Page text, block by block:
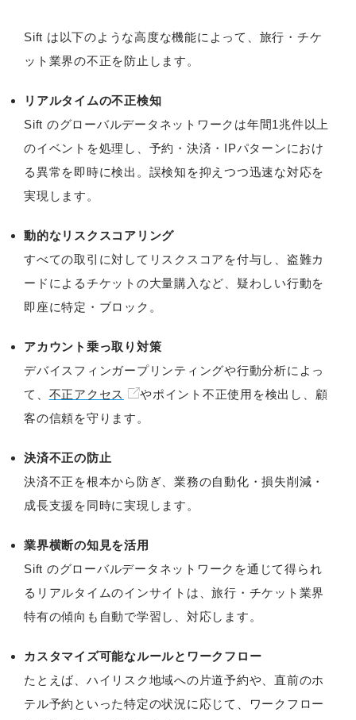
Sift は以下のような高度な機能によって、旅行・チケ
ット業界の不正を防止します。
リアルタイムの不正検知
Sift のグローバルデータネットワークは年間1兆件以上
のイベントを処理し、予約・決済・IPパターンにおけ
る異常を即時に検出。誤検知を抑えつつ迅速な対応を
実現します。
動的なリスクスコアリング
すべての取引に対してリスクスコアを付与し、盗難カ
ードによるチケットの大量購入など、疑わしい行動を
即座に特定・ブロック。
アカウント乗っ取り対策
デバイスフィンガープリンティングや行動分析によっ
て、 不正アクセス
やポイント不正使用を検出し、顧
客の信頼を守ります。
決済不正の防止
決済不正を根本から防ぎ、業務の自動化・損失削減・
成長支援を同時に実現します。
業界横断の知見を活用
Sift のグローバルデータネットワークを通じて得られ
るリアルタイムのインサイトは、旅行・チケット業界
特有の傾向も自動で学習し、対応します。
カスタマイズ可能なルールとワークフロー
たとえば、ハイリスク地域への片道予約や、直前のホ
テル予約といった特定の状況に応じて、ワークフロー